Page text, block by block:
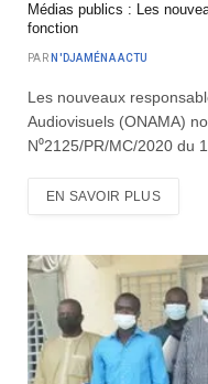
Médias publics : Les
fonction
PAR N'DJAMÉNA ACTU
Les nouveaux
Audiovisuels (ONAMA)
N⁰2125/PR/MC/2020 du
EN SAVOIR PLUS